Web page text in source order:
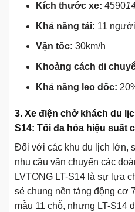
Kích thước xe: 4590
Khả năng tải: 11 người
Vận tốc: 30km/h
Khoảng cách di
Khả năng leo dốc:
3. Xe điện chở khách du
S14: Tối đa hóa hiệu suất
Đối với các khu du lịch lớn,
nhu cầu vận chuyển các
LVTONG LT-S14 là sự lựa
sẻ chung nền tảng động cơ
mẫu 11 chỗ, nhưng LT-S14